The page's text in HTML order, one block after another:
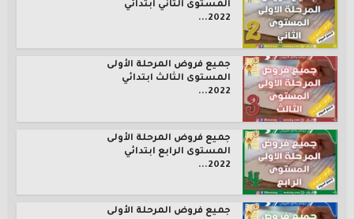
المستوى الثاني ابتدائي
2022...
جميع فروض المرحلة الأولى
المستوى الثالث ابتدائي
2022...
جميع فروض المرحلة الأولى
المستوى الرابع ابتدائي
2022...
جميع فروض المرحلة الأولى